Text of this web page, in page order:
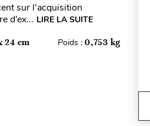
sur l’acquisition
d’ex... LIRE LA SUITE
24 cm Poids :0,753 kg